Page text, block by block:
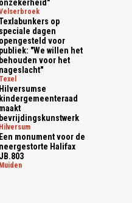
onzekerheid"
velserbroek
op
speciale dagen
opengesteld voor
publiek: "We willen het
behouden voor het
nageslacht"
texel
Hilversumse
kindergemeenteraad
maakt
bevrijdingskunstwerk
hilversum
Een monument voor de
neergestorte Halifax
JB.803
muiden